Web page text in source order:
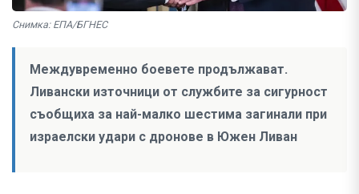
Снимка: ЕПА/БГНЕС
Междувременно боевете продължават.
Ливански източници от службите за сигурност
съобщиха за най-малко шестима загинали при
израелски удари с дронове в Южен Ливан